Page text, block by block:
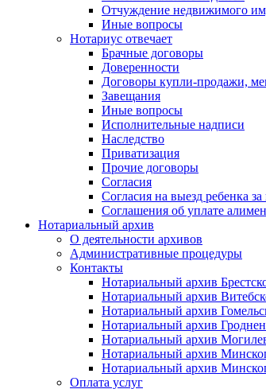
Отчуждение недвижимого
Иные вопросы
Нотариус отвечает
Брачные договоры
Доверенности
Договоры купли-продажи,
Завещания
Иные вопросы
Исполнительные надписи
Наследство
Приватизация
Прочие договоры
Согласия
Согласия на выезд ребенка
Соглашения об уплате
Нотариальный архив
О деятельности архивов
Административные процедуры
Контакты
Нотариальный архив
Нотариальный архив
Нотариальный архив
Нотариальный архив
Нотариальный архив
Нотариальный архив
Нотариальный архив
Оплата услуг